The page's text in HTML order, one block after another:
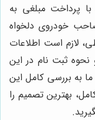
با پرداخت مبلغی به
خودروی دلخواه
لازم است اطلاعات
نحوه ثبت نام در این
به بررسی کامل این
بهترین تصمیم را